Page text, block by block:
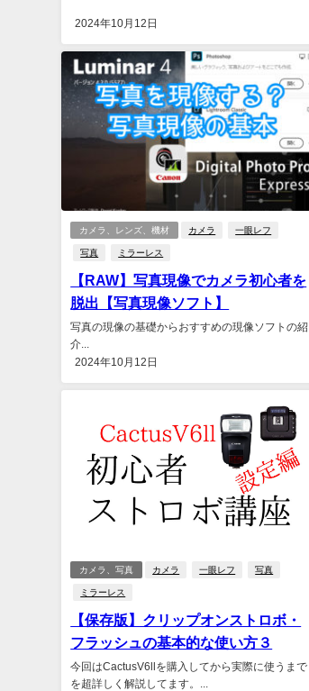
2024年10月12日
カメラ、レンズ、機材 カメラ 一眼レフ
写真 ミラーレス
【RAW】写真現像でカメラ初心者を
脱出【写真現像ソフト】
写真の現像の基礎からおすすめの現像ソフトの紹
介...
2024年10月12日
カメラ、写真 カメラ 一眼レフ 写真
ミラーレス
【保存版】クリップオンストロボ・
フラッシュの基本的な使い方３
今回はCactusV6llを購入してから実際に使うまで
を超詳しく解説してます。...